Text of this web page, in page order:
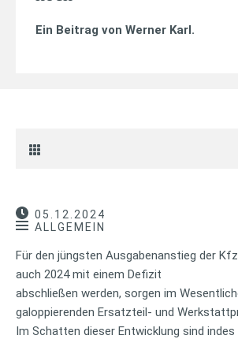
Ein Beitrag von Werner Karl.
05.12.2024
ALLGEMEIN
Für den jüngsten Ausgabenanstieg der
auch 2024 mit einem Defizit
abschließen werden, sorgen im
galoppierenden Ersatzteil- und
Im Schatten dieser Entwicklung sind